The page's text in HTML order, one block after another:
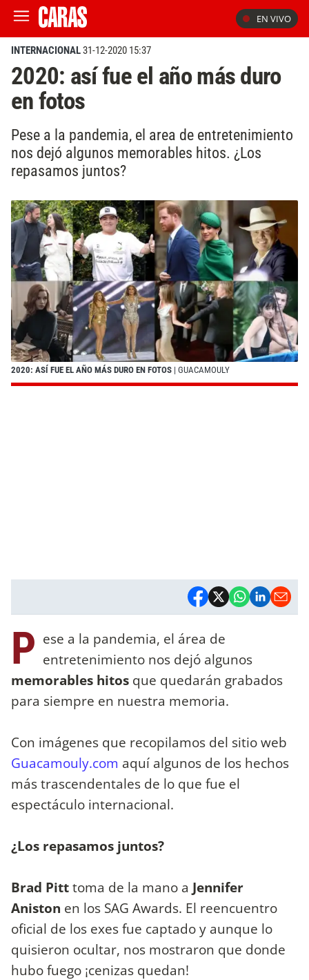
EN VIVO
INTERNACIONAL31-12-2020 15:37
2020: así fue el año más duro
en fotos
Pese a la pandemia, el area de entretenimiento
nos dejó algunos memorables hitos. ¿Los
repasamos juntos?
2020: ASÍ FUE EL AÑO MÁS DURO EN FOTOS | GUACAMOULY
P ese a la pandemia, el área de
entretenimiento nos dejó algunos
memorables hitos que quedarán grabados
para siempre en nuestra memoria.
Con imágenes que recopilamos del sitio web
Guacamouly.com aquí algunos de los hechos
más trascendentales de lo que fue el
espectáculo internacional.
¿Los repasamos juntos?
Brad Pitttoma de la mano a Jennifer
Aniston en los SAG Awards. El reencuentro
oficial de los exes fue captado y aunque lo
quisieron ocultar, nos mostraron que donde
hubo fuego ¡cenizas quedan!